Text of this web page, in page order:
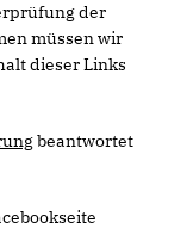
der
müssen wir
dieser Links
beantwortet